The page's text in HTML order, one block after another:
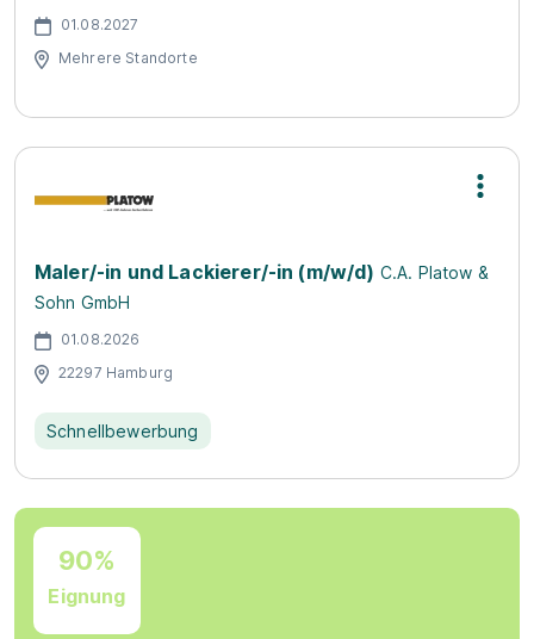
01.08.2027
Mehrere Standorte
Maler/-in und Lackierer/-in (m/w/d) C.A. Platow &
Sohn GmbH
01.08.2026
22297 Hamburg
Schnellbewerbung
90%
Eignung